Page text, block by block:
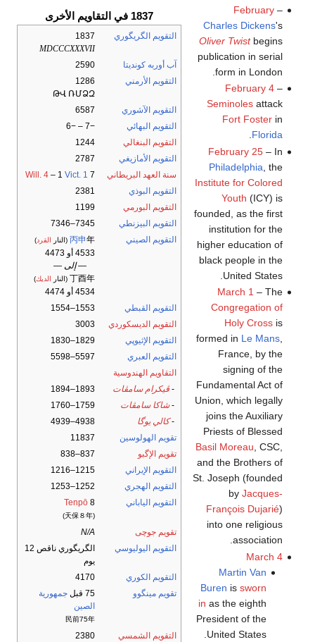
1837 في التقاويم الأخرى
التقويم الگريگوري
1837
MDCCCXXXVII
آب أوربه كونديتا
2590
التقويم الأرمني
1286
ԹՎ ՌՄՁԶ
التقويم الآشوري
6587
التقويم البهائي
−7 – −6
التقويم البنغالي
1244
التقويم الأمازيغي
2787
سنة العهد البريطاني
7
Will. 4 – 1 Vict. 1
التقويم البوذي
2381
التقويم البورمي
1199
التقويم البيزنطي
7345–7346
التقويم الصيني
丙申年 (النار القرد)
4533 أو 4473
— إلى —
丁酉年 (النار الديك)
4534 أو 4474
التقويم القبطي
1553–1554
التقويم الديسكوردي
3003
التقويم الإثيوپي
1829–1830
التقويم العبري
5597–5598
التقاويم الهندوسية
- ڤيكرام سامڤات
1893–1894
-شاكا سامڤات
1759–1760
-كالي يوگا
4938–4939
تقويم الهولوسين
11837
تقويم الإگبو
837–838
التقويم الإيراني
1215–1216
التقويم الهجري
1252–1253
التقويم الياباني
Tenpō 8
(天保８年)
تقويم جوچى
N/A
التقويم اليوليوسي
الگريگوري ناقص 12
يوم
التقويم الكوري
4170
تقويم مينگوو
75 قبل
جمهورية
الصين
民前75年
التقويم الشمسي
2380
February–
Charles Dickens's
Oliver Twistbegins
publication in serial
form in London.
February 4–
Seminolesattack
Fort Fosterin
Florida
.
February 25– In
Philadelphia , the
Institute for Colored
Youth (ICY) is
founded, as the first
institution for the
higher education of
black people in the
United States.
March 1 – The
Congregation of
Holy Crossis
formed in Le Mans,
France, by the
signing of the
Fundamental Act of
Union, which legally
joins the Auxiliary
Priests of Blessed
Basil Moreau , CSC,
and the Brothers of
St. Joseph (founded
by Jacques-
François Dujarié)
into one religious
association.
March 4
Martin Van
Buren issworn
in as the eighth
President of the
United States.